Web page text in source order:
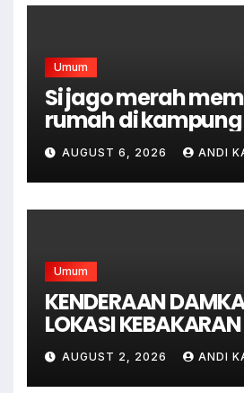
Umum
Si jago merah
rumah di
sodonghilir .
AUGUST 6, 2026 ANDI
Umum
KENDERAAN
LOKASI
JAGAKARSA
SELATAN
AUGUST 2, 2026 ANDI